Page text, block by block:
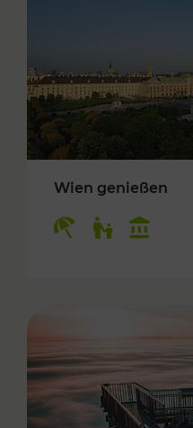
Wien genießen